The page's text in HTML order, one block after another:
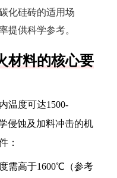
化硅砖的适用场
提供科学参考。
材料的核心要
温度可达1500-
侵蚀及加料冲击的机
：
需高于1600℃（参考